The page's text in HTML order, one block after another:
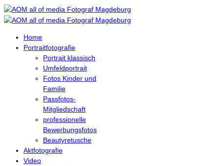
Home
Portraitfotografie
Portrait klassisch
Umfeldportrait
Fotos Kinder und
Familie
Passfotos-
Mitgliedschaft
professionelle
Bewerbungsfotos
Beautyretusche
Aktfotografie
Video